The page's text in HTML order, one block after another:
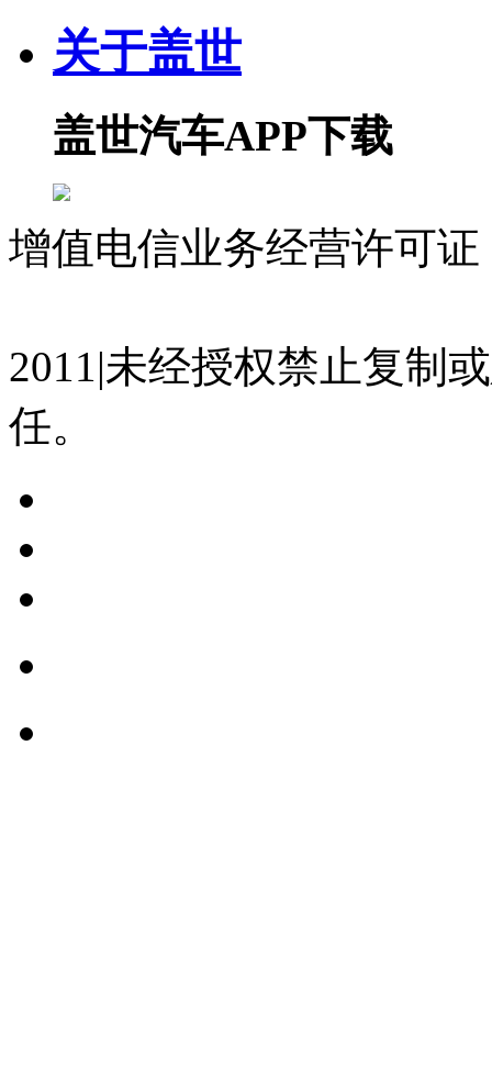
关于盖世
盖世汽车APP下载
增值电信业务经营许可
2011|未经授权禁止复制
任。